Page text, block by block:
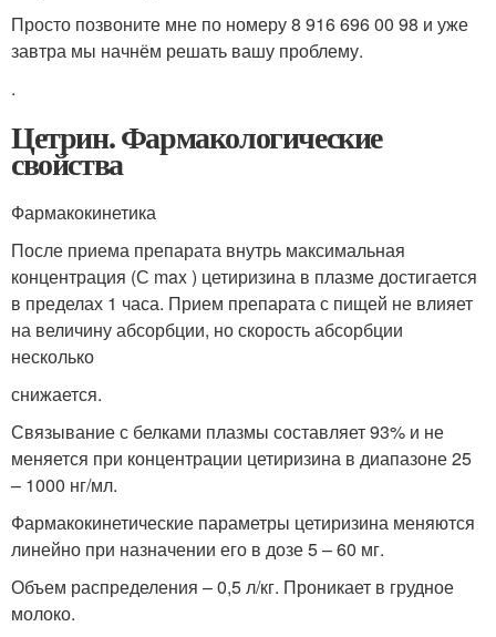
Просто позвоните мне по номеру 8 916 696 00 98 и уже
завтра мы начнём решать вашу проблему.
.
Цетрин. Фармакологические
свойства
Фармакокинетика
После приема препарата внутрь максимальная
концентрация (С max ) цетиризина в плазме достигается
в пределах 1 часа. Прием препарата с пищей не влияет
на величину абсорбции, но скорость абсорбции
несколько
снижается.
Связывание с белками плазмы составляет 93% и не
меняется при концентрации цетиризина в диапазоне 25
– 1000 нг/мл.
Фармакокинетические параметры цетиризина меняются
линейно при назначении его в дозе 5 – 60 мг.
Объем распределения – 0,5 л/кг. Проникает в грудное
молоко.